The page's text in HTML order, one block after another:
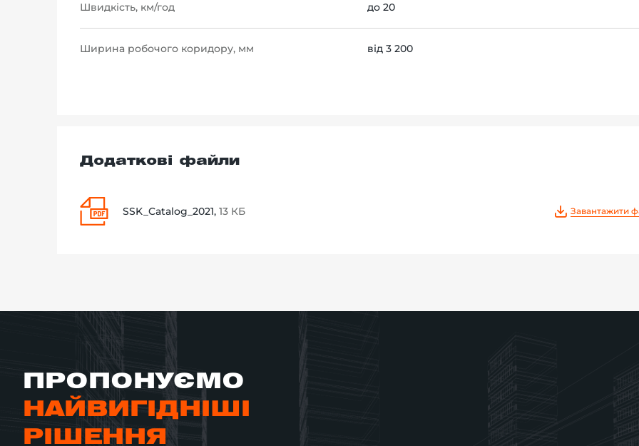
Швидкість, км/год до 20
Ширина робочого коридору, мм від 3 200
Додаткові файли
SSK_Catalog_2021, 13 КБ Завантажити
ПРОПОНУЄМО
НАЙВИГІДНІШІ
РІШЕННЯ